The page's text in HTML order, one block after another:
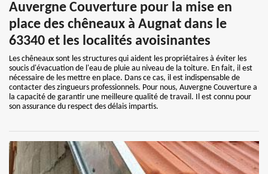
Auvergne Couverture pour la mise en
place des chêneaux à Augnat dans le
63340 et les localités avoisinantes
Les chêneaux sont les structures qui aident les propriétaires à éviter les
soucis d'évacuation de l'eau de pluie au niveau de la toiture. En fait, il est
nécessaire de les mettre en place. Dans ce cas, il est indispensable de
contacter des zingueurs professionnels. Pour nous, Auvergne Couverture a
la capacité de garantir une meilleure qualité de travail. Il est connu pour
son assurance du respect des délais impartis.